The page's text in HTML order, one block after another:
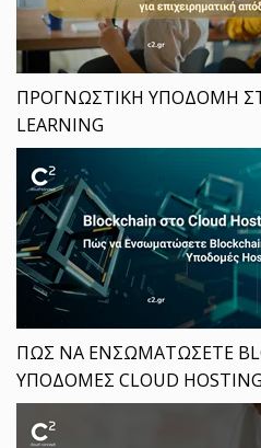
ΠΡΟΓΝΩΣΤΙΚΗ ΥΠΟΔΟΜΗ
LEARNING
ΠΩΣ ΝΑ ΕΝΣΩΜΑΤΩΣΕΤΕ
ΥΠΟΔΟΜΕΣ CLOUD HOSTING